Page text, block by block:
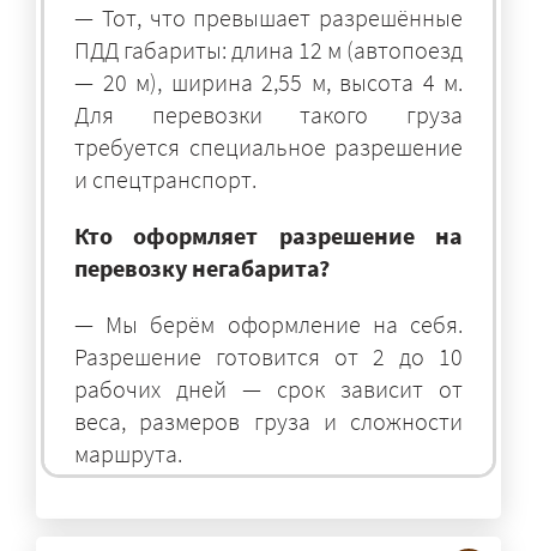
— Тот, что превышает разрешённые
ПДД габариты: длина 12 м (автопоезд
— 20 м), ширина 2,55 м, высота 4 м.
Для перевозки такого груза
требуется специальное разрешение
и спецтранспорт.
Кто оформляет разрешение на
перевозку негабарита?
— Мы берём оформление на себя.
Разрешение готовится от 2 до 10
рабочих дней — срок зависит от
веса, размеров груза и сложности
маршрута.